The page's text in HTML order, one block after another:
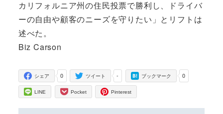
カリフォルニア州の住民投票で勝利し、ドライバ
ーの自由や顧客のニーズを守りたい」とリフトは
述べた。
Biz Carson
0
シェア -
ツイート 0
ブックマーク
LINE Pocket Pinterest